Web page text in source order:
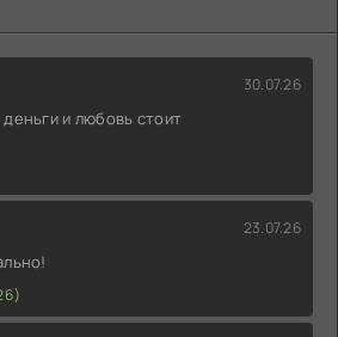
30.07.26
и любовь стоит
23.07.26